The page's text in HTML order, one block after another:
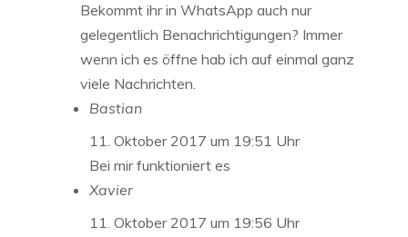
Bekommt ihr in WhatsApp auch nur
gelegentlich Benachrichtigungen? Immer
wenn ich es öffne hab ich auf einmal ganz
viele Nachrichten.
Bastian
11. Oktober 2017 um 19:51 Uhr
Bei mir funktioniert es
Xavier
11. Oktober 2017 um 19:56 Uhr